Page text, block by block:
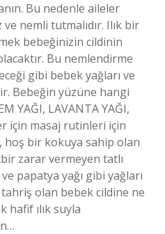
Bu nedenle aileler
nemli tutmalıdır. Ilık bir
bebeğinizin cildinin
Bu nemlendirme
gibi bebek yağları ve
Bebeğin yüzüne hangi
YAĞI, LAVANTA YAĞI,
için masaj rutinleri için
hoş bir kokuya sahip olan
zarar vermeyen tatlı
papatya yağı gibi yağları
olan bebek cildine ne
hafif ılık suyla